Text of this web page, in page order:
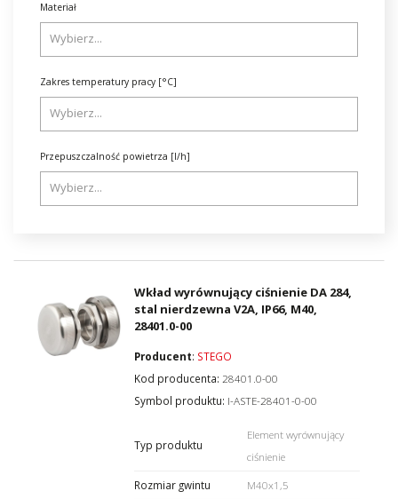
Materiał
Zakres temperatury pracy [°C]
Przepuszczalność powietrza [l/h]
Wkład wyrównujący ciśnienie DA 284,
stal nierdzewna V2A, IP66, M40,
28401.0-00
Producent: STEGO
Kod producenta: 28401.0-00
Symbol produktu: I-ASTE-28401-0-00
Typ produktu
Element wyrównujący
ciśnienie
Rozmiar gwintu
M40x1,5